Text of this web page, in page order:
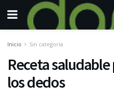
Inicio Sin categoría
Receta
los dedos